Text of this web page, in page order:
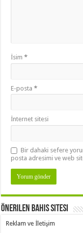
İsim*
E-posta*
İnternet sitesi
Bir dahaki sefere
posta adresimi ve web
Önerilen Bahis Sitesi
Reklam ve İletişim